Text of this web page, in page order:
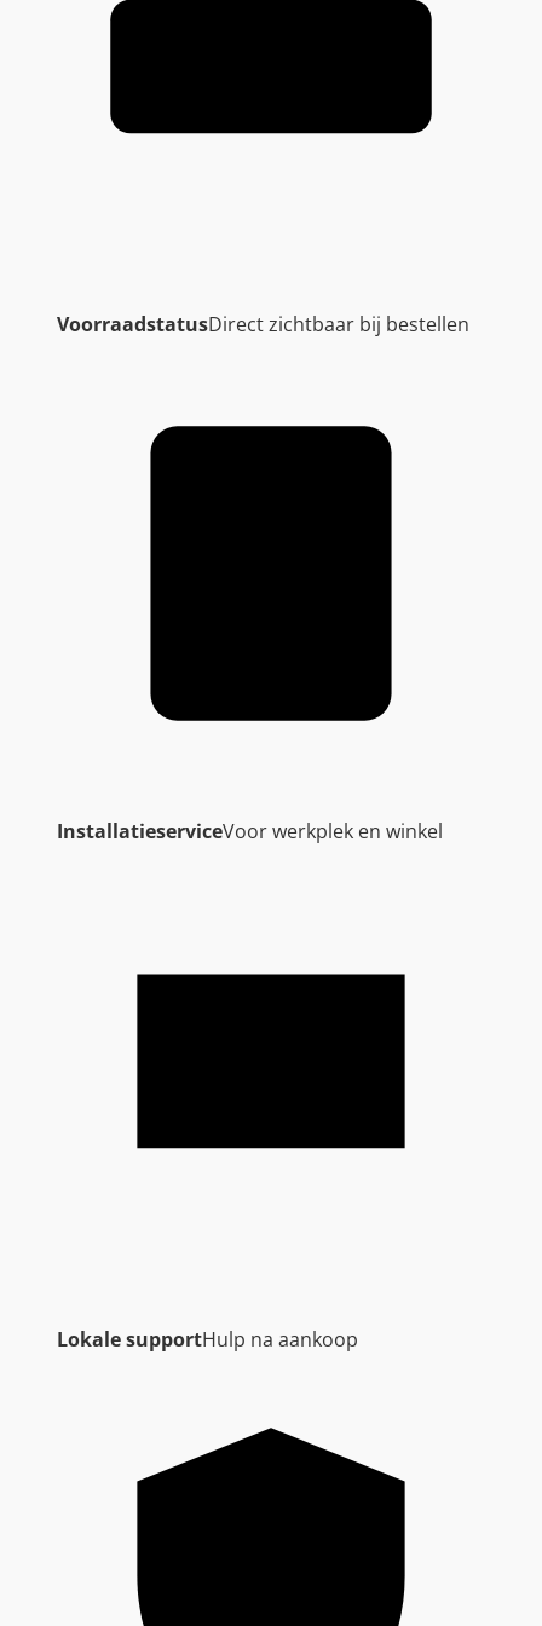
VoorraadstatusDirect zichtbaar bij bestellen
InstallatieserviceVoor werkplek en winkel
Lokale supportHulp na aankoop